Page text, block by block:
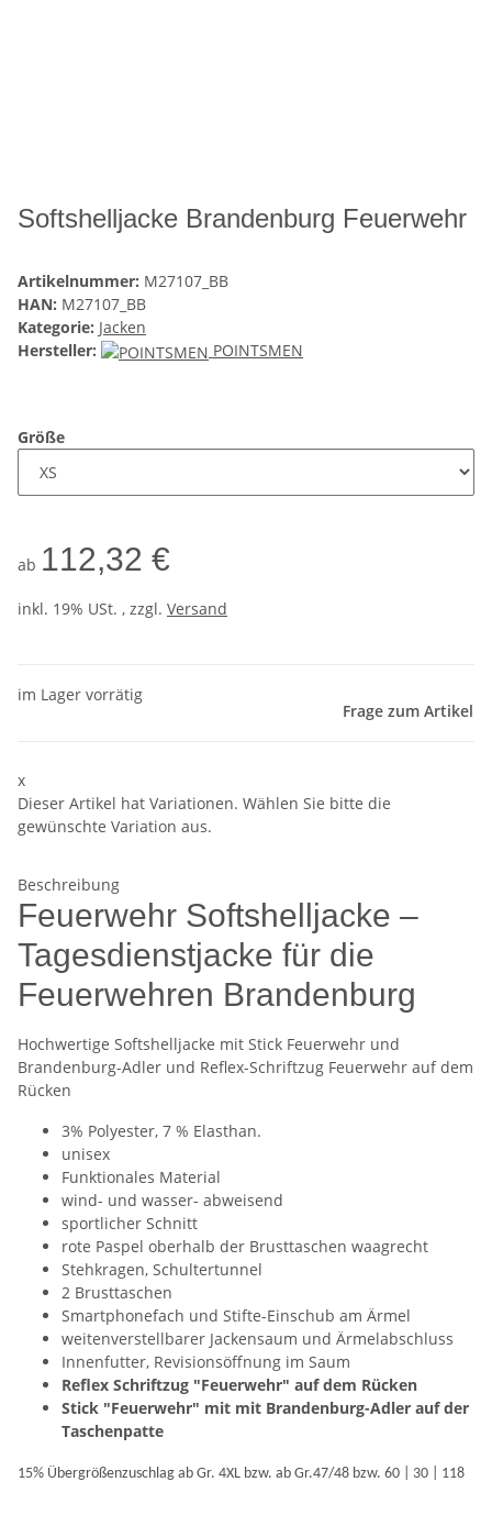
Softshelljacke Brandenburg Feuerwehr
Artikelnummer: M27107_BB
HAN: M27107_BB
Kategorie: Jacken
Hersteller:
POINTSMEN
Größe
ab 112,32 €
inkl. 19% USt. , zzgl. Versand
im Lager vorrätig
Frage zum Artikel
x
Dieser Artikel hat Variationen. Wählen Sie bitte die
gewünschte Variation aus.
Beschreibung
Feuerwehr Softshelljacke –
Tagesdienstjacke für die
Feuerwehren Brandenburg
Hochwertige Softshelljacke mit Stick Feuerwehr und
Brandenburg-Adler und Reflex-Schriftzug Feuerwehr auf dem
Rücken
3% Polyester, 7 % Elasthan.
unisex
Funktionales Material
wind- und wasser- abweisend
sportlicher Schnitt
rote Paspel oberhalb der Brusttaschen waagrecht
Stehkragen, Schultertunnel
2 Brusttaschen
Smartphonefach und Stifte-Einschub am Ärmel
weitenverstellbarer Jackensaum und Ärmelabschluss
Innenfutter, Revisionsöffnung im Saum
Reflex Schriftzug "Feuerwehr" auf dem Rücken
Stick "Feuerwehr" mit mit Brandenburg-Adler auf der
Taschenpatte
15% Übergrößenzuschlag ab Gr. 4XL bzw. ab Gr.47/48 bzw. 60 | 30 | 118